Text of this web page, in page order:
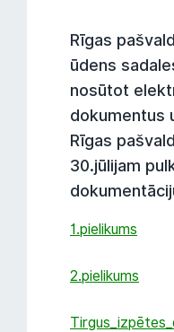
Rīgas
ūdens
nosūtot
dokumentus
Rīgas
30.jūlijam
1.pielikums
2.pielikums